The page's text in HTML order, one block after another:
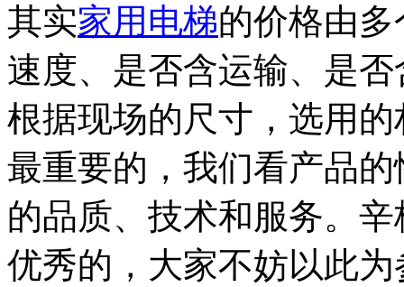
其实家用电梯的价格由
速度、是否含运输、是
根据现场的尺寸，选用
最重要的，我们看产品
的品质、技术和服务。
优秀的，大家不妨以此